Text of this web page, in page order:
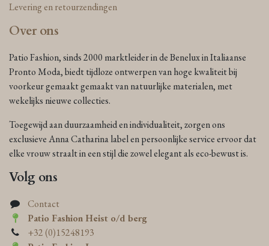
Levering en retourzendingen
Over ons
Patio Fashion, sinds 2000 marktleider in de Benelux in Italiaanse
Pronto Moda, biedt tijdloze ontwerpen van hoge kwaliteit bij
voorkeur gemaakt gemaakt van natuurlijke materialen, met
wekelijks nieuwe collecties.
Toegewijd aan duurzaamheid en individualiteit, zorgen ons
exclusieve Anna Catharina label en persoonlijke service ervoor dat
elke vrouw straalt in een stijl die zowel elegant als eco-bewust is.
Volg ons
Contact
Patio Fashion Heist o/d berg
+32 (0)15248193